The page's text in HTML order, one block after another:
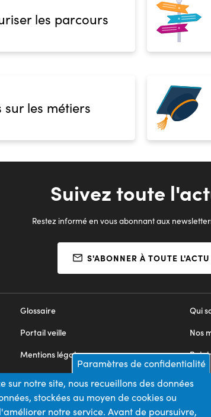
les parcours
les métiers
Suivez toute
Restez informé en vous abonnant aux
S'ABONNER À TOUTE L'ACTU
Qui
Nos
Glossaire
Portail veille
Mentions légales
Appels d'offres
Plan du site
Paramètres de confidentialité
notre site, nous recueillons des données
stockées au moyen de cookies ou
notre service. Avant de poursuivre,